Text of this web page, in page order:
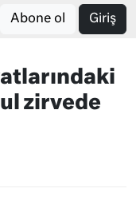
Abone ol Giriş
zirvede